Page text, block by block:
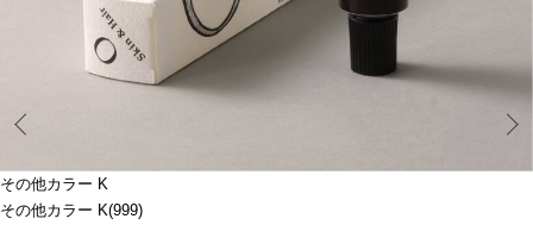
その他カラー K
その他カラー K(999)